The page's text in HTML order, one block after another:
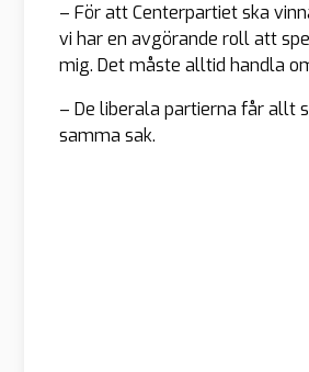
– För att Centerpartiet ska
vi har en avgörande roll att
mig. Det måste alltid handla
– De liberala partierna får allt
samma sak.